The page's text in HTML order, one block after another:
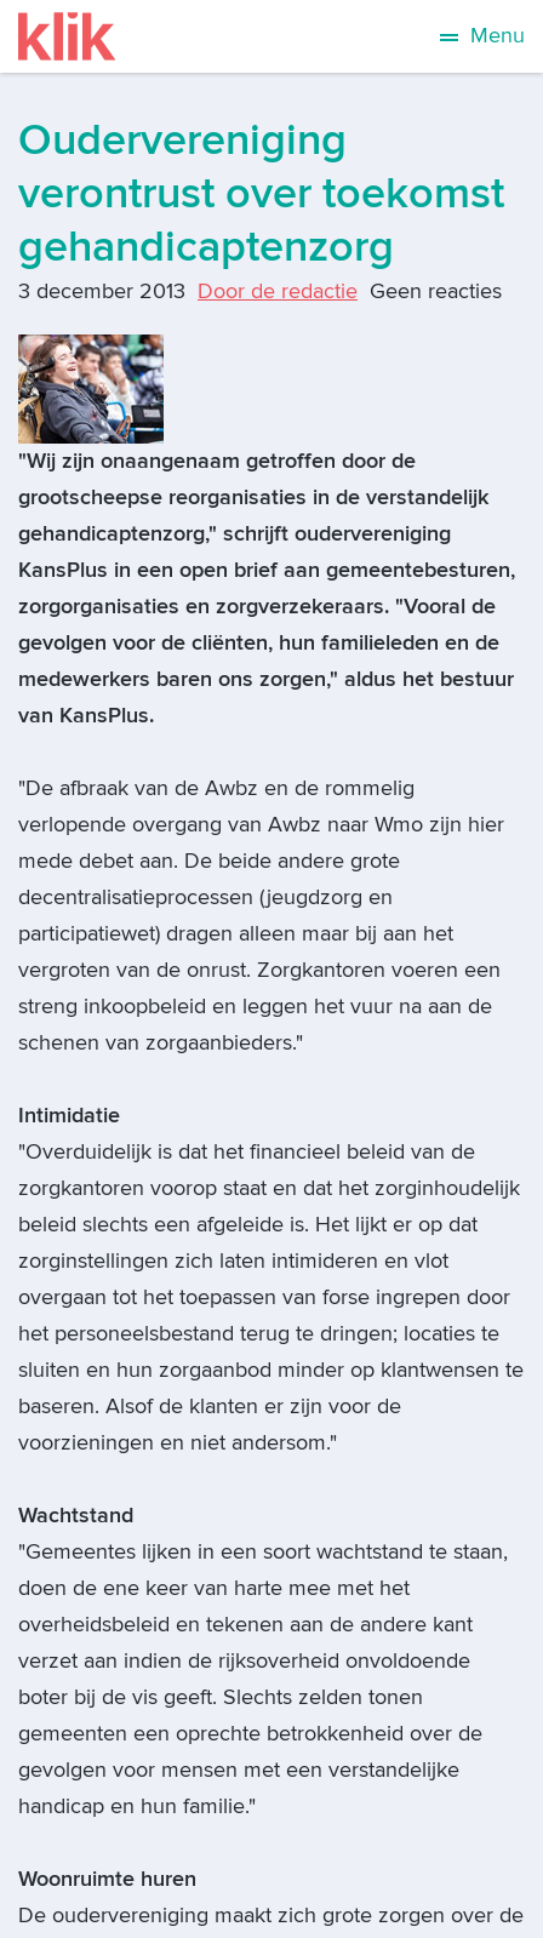
Menu
Oudervereniging
verontrust over toekomst
gehandicaptenzorg
3 december 2013 Door de redactie Geen reacties
"Wij zijn onaangenaam getroffen door de
grootscheepse reorganisaties in de verstandelijk
gehandicaptenzorg," schrijft oudervereniging
KansPlus in een open brief aan gemeentebesturen,
zorgorganisaties en zorgverzekeraars. "Vooral de
gevolgen voor de cliënten, hun familieleden en de
medewerkers baren ons zorgen," aldus het bestuur
van KansPlus.
"De afbraak van de Awbz en de rommelig
verlopende overgang van Awbz naar Wmo zijn hier
mede debet aan. De beide andere grote
decentralisatieprocessen (jeugdzorg en
participatiewet) dragen alleen maar bij aan het
vergroten van de onrust. Zorgkantoren voeren een
streng inkoopbeleid en leggen het vuur na aan de
schenen van zorgaanbieders."
Intimidatie
"Overduidelijk is dat het financieel beleid van de
zorgkantoren voorop staat en dat het zorginhoudelijk
beleid slechts een afgeleide is. Het lijkt er op dat
zorginstellingen zich laten intimideren en vlot
overgaan tot het toepassen van forse ingrepen door
het personeelsbestand terug te dringen; locaties te
sluiten en hun zorgaanbod minder op klantwensen te
baseren. Alsof de klanten er zijn voor de
voorzieningen en niet andersom."
Wachtstand
"Gemeentes lijken in een soort wachtstand te staan,
doen de ene keer van harte mee met het
overheidsbeleid en tekenen aan de andere kant
verzet aan indien de rijksoverheid onvoldoende
boter bij de vis geeft. Slechts zelden tonen
gemeenten een oprechte betrokkenheid over de
gevolgen voor mensen met een verstandelijke
handicap en hun familie."
Woonruimte huren
De oudervereniging maakt zich grote zorgen over de